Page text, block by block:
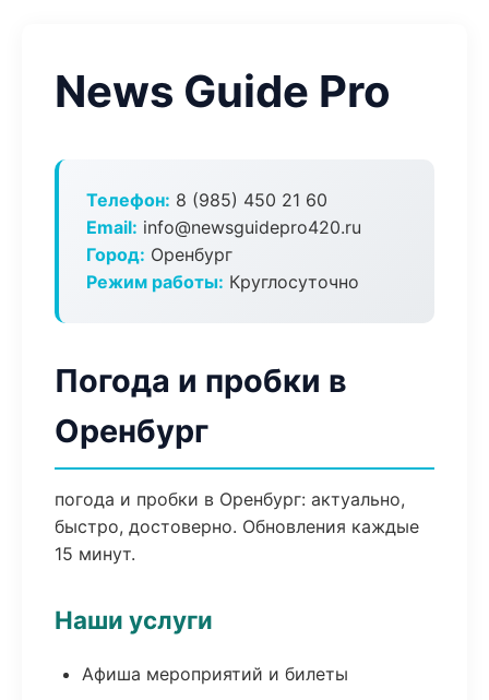
News Guide Pro
Телефон: 8 (985) 450 21 60
Email: info@newsguidepro420.ru
Город: Оренбург
Режим работы: Круглосуточно
Погода и пробки в
Оренбург
погода и пробки в Оренбург: актуально,
быстро, достоверно. Обновления каждые
15 минут.
Наши услуги
Афиша мероприятий и билеты